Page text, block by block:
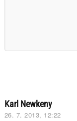
Karl Newkeny
26. 7. 2013, 12:22